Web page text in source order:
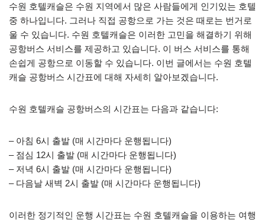
수원 호텔캐슬은 수원 지역에서 많은 사람들에게 인기있는 호텔
중 하나입니다. 그러나 직접 공항으로 가는 것은 때로는 번거로
울 수 있습니다. 수원 호텔캐슬은 이러한 고민을 해결하기 위해
공항버스 서비스를 제공하고 있습니다. 이 버스 서비스를 통해
손쉽게 공항으로 이동할 수 있습니다. 이번 글에서는 수원 호텔
캐슬 공항버스 시간표에 대해 자세히 알아보겠습니다.
수원 호텔캐슬 공항버스의 시간표는 다음과 같습니다:
– 아침 6시 출발 (매 시간마다 운행됩니다)
– 점심 12시 출발 (매 시간마다 운행됩니다)
– 저녁 6시 출발 (매 시간마다 운행됩니다)
– 다음날 새벽 2시 출발 (매 시간마다 운행됩니다)
이러한 정기적인 운행 시간표는 수원 호텔캐슬을 이용하는 여행